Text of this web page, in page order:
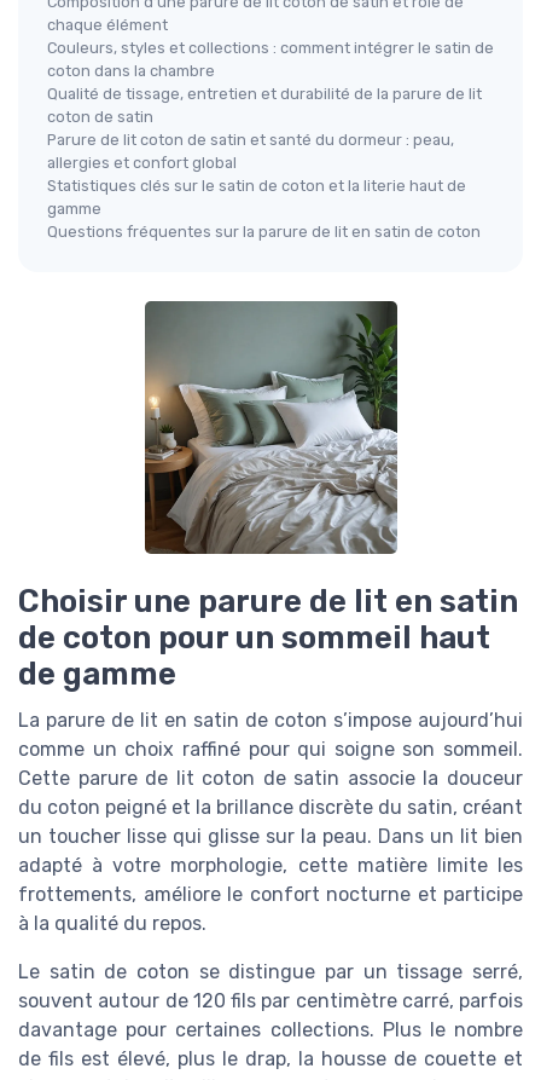
chaque élément
Couleurs, styles et collections : comment intégrer le satin de
coton dans la chambre
Qualité de tissage, entretien et durabilité de la parure de lit
coton de satin
Parure de lit coton de satin et santé du dormeur : peau,
allergies et confort global
Statistiques clés sur le satin de coton et la literie haut de
gamme
Questions fréquentes sur la parure de lit en satin de coton
Choisir une parure de lit en satin
de coton pour un sommeil haut
de gamme
La parure de lit en satin de coton s’impose aujourd’hui
comme un choix raffiné pour qui soigne son sommeil.
Cette parure de lit coton de satin associe la douceur
du coton peigné et la brillance discrète du satin, créant
un toucher lisse qui glisse sur la peau. Dans un lit bien
adapté à votre morphologie, cette matière limite les
frottements, améliore le confort nocturne et participe
à la qualité du repos.
Le satin de coton se distingue par un tissage serré,
souvent autour de 120 fils par centimètre carré, parfois
davantage pour certaines collections. Plus le nombre
de fils est élevé, plus le drap, la housse de couette et